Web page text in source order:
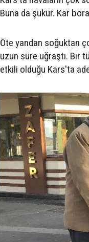
Buna da şükür. Kar
Öte yandan soğuktan
uzun süre uğraştı. Bir
etkili olduğu Kars'ta